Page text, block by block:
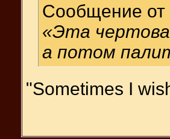
Сообщение от
«Эта чертова
а потом
"Sometimes I